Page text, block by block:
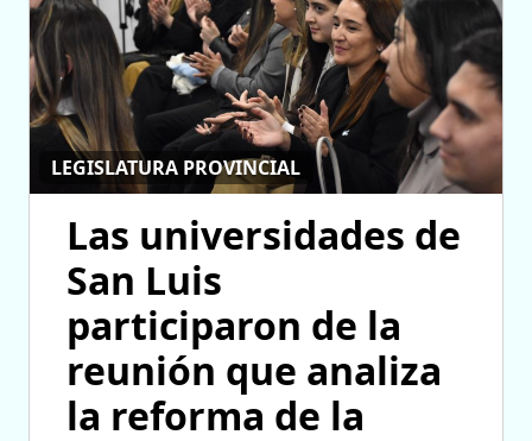
LEGISLATURA PROVINCIAL
Las universidades de
San Luis
participaron de la
reunión que analiza
la reforma de la